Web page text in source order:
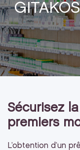
Sécurisez
premiers
L’obtention d’un